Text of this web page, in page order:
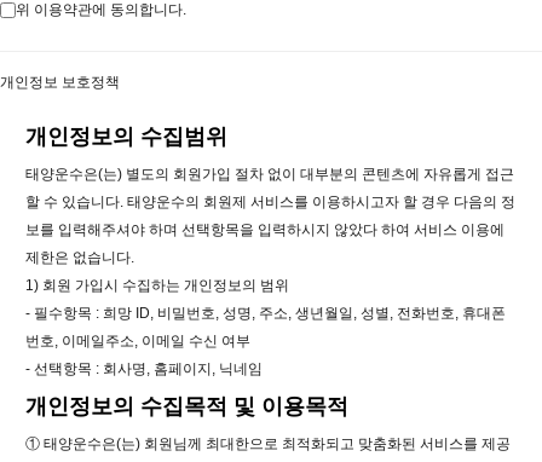
위 이용약관에 동의합니다.
개인정보 보호정책
개인정보의 수집범위
태양운수은(는) 별도의 회원가입 절차 없이 대부분의 콘텐츠에 자유롭게 접근
할 수 있습니다. 태양운수의 회원제 서비스를 이용하시고자 할 경우 다음의 정
보를 입력해주셔야 하며 선택항목을 입력하시지 않았다 하여 서비스 이용에
제한은 없습니다.
1) 회원 가입시 수집하는 개인정보의 범위
- 필수항목 : 희망 ID, 비밀번호, 성명, 주소, 생년월일, 성별, 전화번호, 휴대폰
번호, 이메일주소, 이메일 수신 여부
- 선택항목 : 회사명, 홈페이지, 닉네임
개인정보의 수집목적 및 이용목적
① 태양운수은(는) 회원님께 최대한으로 최적화되고 맞춤화된 서비스를 제공